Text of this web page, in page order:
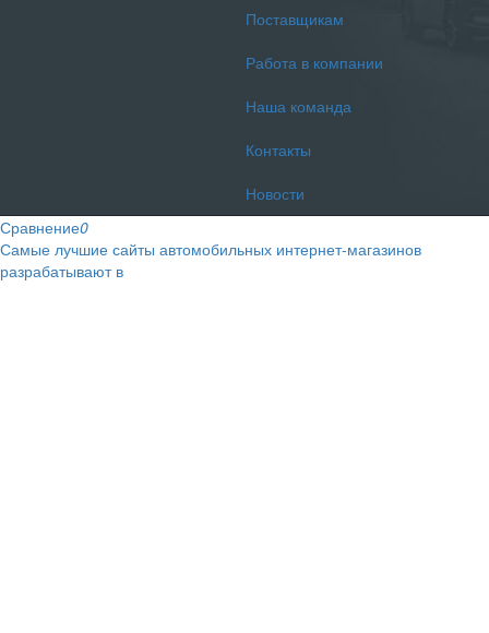
Поставщикам
Работа в компании
Наша команда
Контакты
Новости
Сравнение0
Самые лучшие сайты автомобильных интернет-магазинов
разрабатывают в